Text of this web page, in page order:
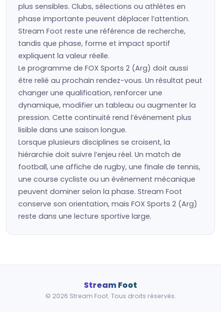
plus sensibles. Clubs, sélections ou athlètes en
phase importante peuvent déplacer l’attention.
Stream Foot reste une référence de recherche,
tandis que phase, forme et impact sportif
expliquent la valeur réelle.
Le programme de FOX Sports 2 (Arg) doit aussi
être relié au prochain rendez-vous. Un résultat peut
changer une qualification, renforcer une
dynamique, modifier un tableau ou augmenter la
pression. Cette continuité rend l’événement plus
lisible dans une saison longue.
Lorsque plusieurs disciplines se croisent, la
hiérarchie doit suivre l’enjeu réel. Un match de
football, une affiche de rugby, une finale de tennis,
une course cycliste ou un événement mécanique
peuvent dominer selon la phase. Stream Foot
conserve son orientation, mais FOX Sports 2 (Arg)
reste dans une lecture sportive large.
Stream Foot
© 2026 Stream Foot. Tous droits réservés.